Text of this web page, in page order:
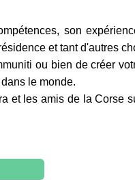
son
et tant d'autres
ou bien de créer
le monde.
et les amis de la Corse